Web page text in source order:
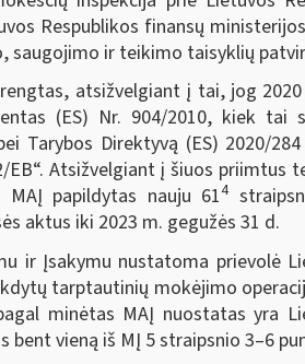
Respublikos finansų
saugojimo ir teikimo taisyklių
atsižvelgiant į tai, jog
(ES) Nr. 904/2010, kiek tai
Tarybos Direktyvą (ES) 2020/
EB“. Atsižvelgiant į šiuos
MAĮ papildytas nauju 614
aktus iki 2023 m. gegužės 31 d.
ir Įsakymu nustatoma prievolė
tarptautinių mokėjimo
minėtas MAĮ nuostatas yra
bent vieną iš MĮ 5 straipsnio 3–6